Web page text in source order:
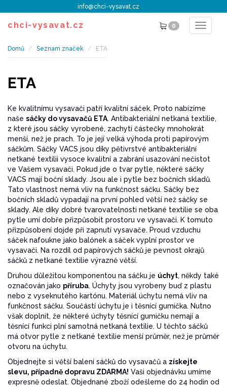
info@chci-vysavat.cz
chci-vysavat.cz 0
Toggle
Domů Seznam značek ETA
ETA
Ke kvalitnímu vysavači patří kvalitní sáček. Proto nabízíme
naše sáčky do vysavačů ETA. Antibakteriální netkaná textilie,
z které jsou sáčky vyrobené, zachytí částečky mnohokrát
menší, než je prach. To je její velká výhoda proti papírovým
sáčkům. Sáčky VACS jsou díky pětivrstvé antibakteriální
netkané textilii vysoce kvalitní a zabrání usazování nečistot
ve Vašem vysavači. Pokud jde o tvar pytle, některé sáčky
VACS mají boční sklady. Jsou ale i pytle bez bočních skladů.
Tato vlastnost nemá vliv na funkčnost sáčku. Sáčky bez
bočních skladů vypadají na první pohled větší než sáčky se
sklady. Ale díky dobré tvarovatelnosti netkané textilie se oba
pytle umí dobře přizpůsobit prostoru ve vysavači. K tomuto
přizpůsobení dojde při zapnutí vysavače. Proud vzduchu
sáček nafoukne jako balónek a sáček vyplní prostor ve
vysavači. Na rozdíl od papírových sáčků je pevnost okrajů
sáčků z netkané textilie výrazně větší.
Druhou důležitou komponentou na sáčku je úchyt, někdy také
označován jako příruba. Úchyty jsou vyrobeny buď z plastu
nebo z vyseknutého kartónu. Materiál úchytu nemá vliv na
funkčnost sáčku. Součástí úchytu je i těsnící gumička. Nutno
však doplnit, že některé úchyty těsnící gumičku nemají a
těsnící funkci plní samotná netkaná textilie. U těchto sáčků
má otvor pytle z netkané textilie menší průměr, než je průměr
otvoru na úchytu.
Objednejte si větší balení sáčků do vysavačů a získejte
slevu, případně dopravu ZDARMA! Vaši objednávku umíme
expresně odeslat. Objednané zboží odešleme do 24 hodin od